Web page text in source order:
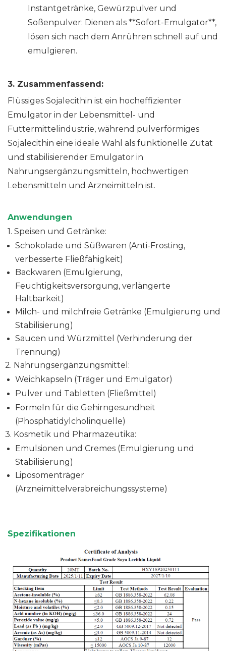
Instantgetränke, Gewürzpulver und
Soßenpulver: Dienen als **Sofort-Emulgator**,
lösen sich nach dem Anrühren schnell auf und
emulgieren.
3. Zusammenfassend:
Flüssiges Sojalecithin ist ein hocheffizienter
Emulgator in der Lebensmittel- und
Futtermittelindustrie, während pulverförmiges
Sojalecithin eine ideale Wahl als funktionelle Zutat
und stabilisierender Emulgator in
Nahrungsergänzungsmitteln, hochwertigen
Lebensmitteln und Arzneimitteln ist.
Anwendungen
1. Speisen und Getränke:
Schokolade und Süßwaren (Anti-Frosting,
verbesserte Fließfähigkeit)
Backwaren (Emulgierung,
Feuchtigkeitsversorgung, verlängerte
Haltbarkeit)
Milch- und milchfreie Getränke (Emulgierung und
Stabilisierung)
Saucen und Würzmittel (Verhinderung der
Trennung)
2. Nahrungsergänzungsmittel:
Weichkapseln (Träger und Emulgator)
Pulver und Tabletten (Fließmittel)
Formeln für die Gehirngesundheit
(Phosphatidylcholinquelle)
3. Kosmetik und Pharmazeutika:
Emulsionen und Cremes (Emulgierung und
Stabilisierung)
Liposomenträger
(Arzneimittelverabreichungssysteme)
Spezifikationen